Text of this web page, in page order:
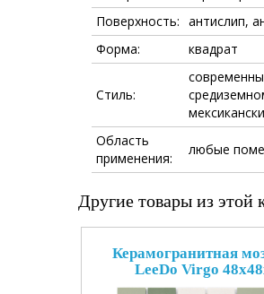
Поверхность: антислип,
Форма:
квадрат
Стиль:
Область
применения:
любые
Другие товары из этой
Керамогранитная
LeeDo Virgo